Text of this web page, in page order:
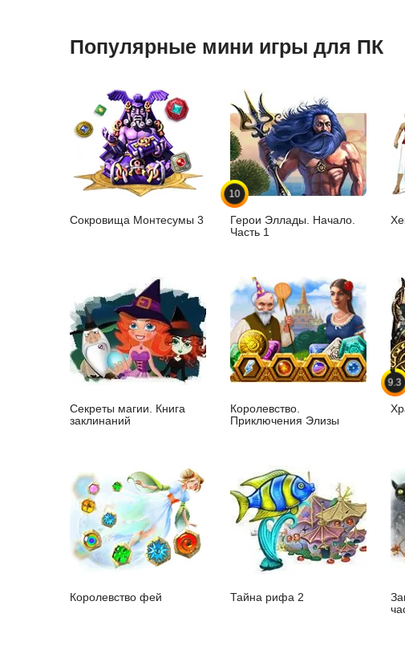
Популярные мини игры для ПК
Сокровища Монтесумы 3
10
Герои Эллады. Начало.
Часть 1
Секреты магии. Книга
заклинаний
Королевство.
Приключения Элизы
9.3
Королевство фей Тайна рифа 2